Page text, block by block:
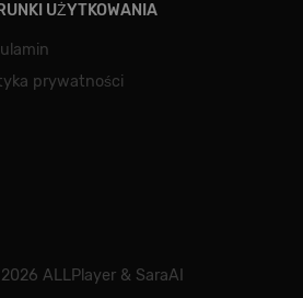
UŻYTKOWANIA
prywatności
ALLPlayer & SaraAI